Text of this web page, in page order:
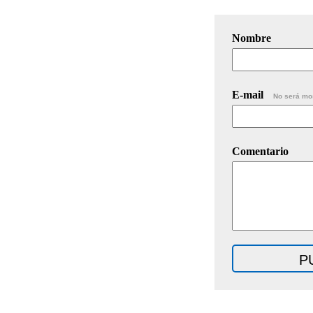
Nombre
E-mail No será
Comentario